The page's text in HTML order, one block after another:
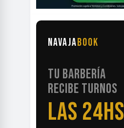
NAVAJABOOK
TU BARBERÍA
RECIBE TURNOS
LAS 24HS